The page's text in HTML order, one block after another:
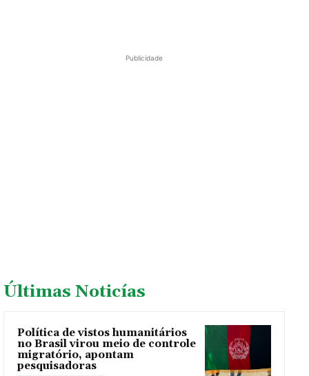
Publicidade
Últimas Noticías
Política de vistos humanitários
no Brasil virou meio de controle
migratório, apontam
pesquisadoras